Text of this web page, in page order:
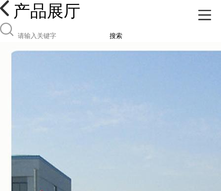
产品展厅
搜索